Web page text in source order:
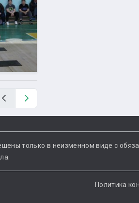
Назад
только в неизменном виде с
Политика